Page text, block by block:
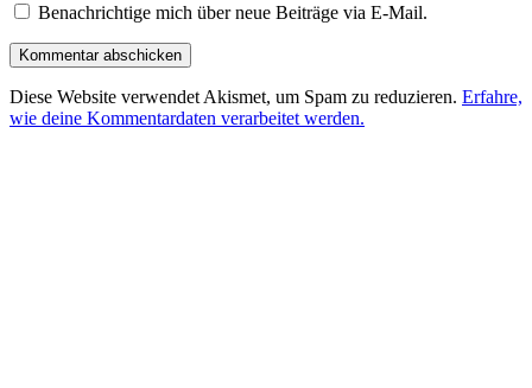
Benachrichtige mich über neue Beiträge via E-Mail.
Diese Website verwendet Akismet, um Spam zu reduzieren. Erfahre,
wie deine Kommentardaten verarbeitet werden.